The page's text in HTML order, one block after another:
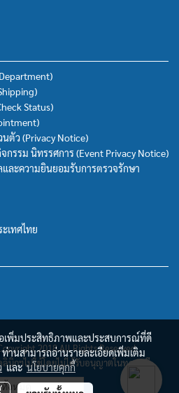
Status)
ตัว (Privacy Notice)
กรรม นิทรรศการ (Event Privacy Notice)
ละความยินยอมรับการตรวจรักษา
เทศไทย
2018 All Rights Reserved.
นิกฯไปใช้โดยไม่ได้รับอนุญาตในทุกกรณี
วันนี้ 1
อเพิ่มประสิทธิภาพและประสบการณ์ที่ดี
านสามารถอ่านรายละเอียดเพิ่มเติม
และนโยบายคุกกี้